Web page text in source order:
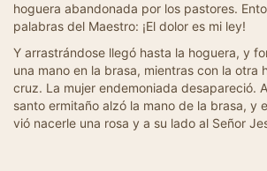
hoguera abandonada por los pastores.
palabras del Maestro: ¡El dolor es mi ley!
Y arrastrándose llegó hasta la hoguera, y
una mano en la brasa, mientras con la otra
cruz. La mujer endemoniada desapareció.
santo ermitaño alzó la mano de la brasa, y
vió nacerle una rosa y a su lado al Señor